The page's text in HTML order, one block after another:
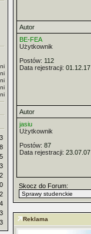
4
Autor
BE-FEA
Użytkownik
Postów: 112
Data rejestracji: 01.12.17
Autor
jasiu
Użytkownik
Postów: 87
Data rejestracji: 23.07.07
Skocz do Forum:
Reklama